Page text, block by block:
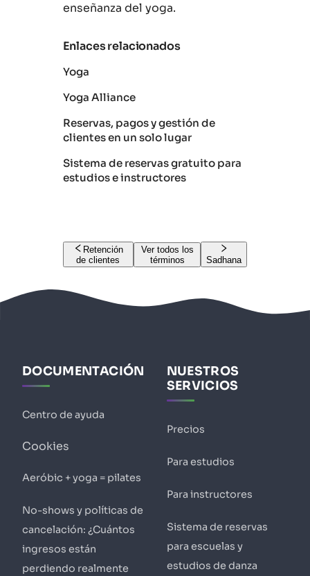
enseñanza del yoga.
Enlaces relacionados
Yoga
Yoga Alliance
Reservas, pagos y gestión de
clientes en un solo lugar
Sistema de reservas gratuito para
estudios e instructores
Retención
de clientes
Ver todos los
términos
Sadhana
DOCUMENTACIÓN
Centro de ayuda
Cookies
Aeróbic + yoga = pilates
No-shows y políticas de
cancelación: ¿Cuántos
ingresos están
perdiendo realmente
NUESTROS
SERVICIOS
Precios
Para estudios
Para instructores
Sistema de reservas
para escuelas y
estudios de danza